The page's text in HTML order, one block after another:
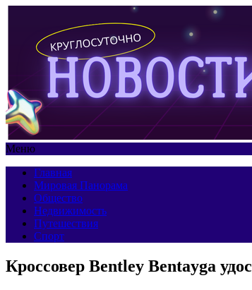
Меню
Главная
Мировая Панорама
Общество
Недвижимость
Путешествия
Спорт
Кроссовер Bentley Bentayga